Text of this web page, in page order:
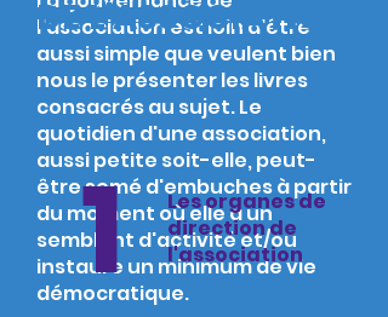
l'association est loin d'être
aussi simple que veulent bien
nous le présenter les livres
consacrés au sujet. Le
quotidien d'une association,
aussi petite soit-elle, peut-
être semé d'embuches à partir
du moment où elle a un
semblant d'activité et/ou
instaure un minimum de vie
démocratique.
DE L'ASSOCIATION
1
Les organes de
direction de
l'association